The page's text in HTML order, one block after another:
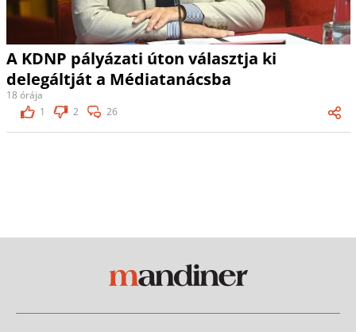
A KDNP pályázati úton választja ki
delegáltját a Médiatanácsba
18 órája
1
2 26